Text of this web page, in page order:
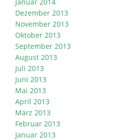
Dezember 2013
November 2013
Oktober 2013
September 2013
August 2013
Juli 2013
Juni 2013
Mai 2013
April 2013
März 2013
Februar 2013
Januar 2013